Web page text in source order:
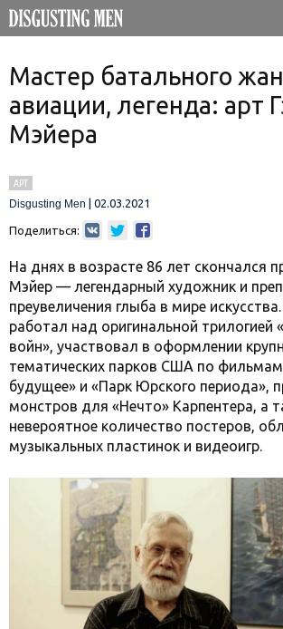
Мастер батального
авиации, легенда: арт
Мэйера
АРТ
Disgusting Men
02.03.2021
Поделиться:
На днях в возрасте 86 лет скончался
Мэйер — легендарный художник и
преувеличения глыба в мире
работал над оригинальной трилогией
войн», участвовал в оформлении
тематических парков США по
будущее» и «Парк Юрского периода»,
монстров для «Нечто» Карпентера, а
невероятное количество постеров,
музыкальных пластинок и видеоигр.